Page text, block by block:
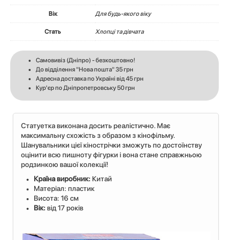
Вік Для будь-якого віку
Стать Хлопці та дівчата
Самовивіз (Дніпро) - безкоштовно!
До відділення "Нова пошта" 35 грн
Адресна доставка по Україні від 45 грн
Кур'єр по Дніпропетровську 50 грн
Статуетка виконана досить реалістично. Має
максимальну схожість з образом з кінофільму.
Шанувальники цієї кінострічки зможуть по достоїнству
оцінити всю пишноту фігурки і вона стане справжньою
родзинкою вашої колекції!
Країна виробник: Китай
Матеріал: пластик
Висота: 16 см
Вік:від 17 років